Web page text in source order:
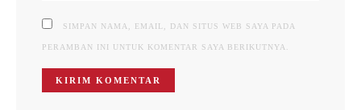
SIMPAN NAMA, EMAIL, DAN SITUS WEB SAYA PADA
PERAMBAN INI UNTUK KOMENTAR SAYA BERIKUTNYA.